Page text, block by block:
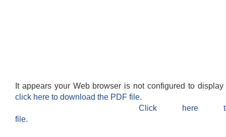
It appears your Web browser is not configured to
click here to download the PDF file.
Click here
file.